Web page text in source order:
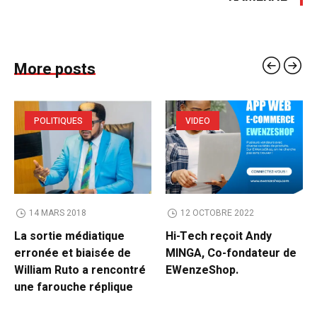
More posts
POLITIQUES
14 MARS 2018
La sortie médiatique
erronée et biaisée de
William Ruto a rencontré
une farouche réplique
VIDEO
12 OCTOBRE 2022
Hi-Tech reçoit Andy
MINGA, Co-fondateur de
EWenzeShop.